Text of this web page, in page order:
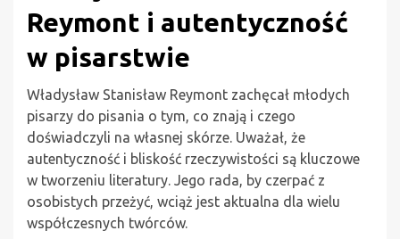
Reymont i autentyczność
w pisarstwie
Władysław Stanisław Reymont zachęcał młodych
pisarzy do pisania o tym, co znają i czego
doświadczyli na własnej skórze. Uważał, że
autentyczność i bliskość rzeczywistości są kluczowe
w tworzeniu literatury. Jego rada, by czerpać z
osobistych przeżyć, wciąż jest aktualna dla wielu
współczesnych twórców.